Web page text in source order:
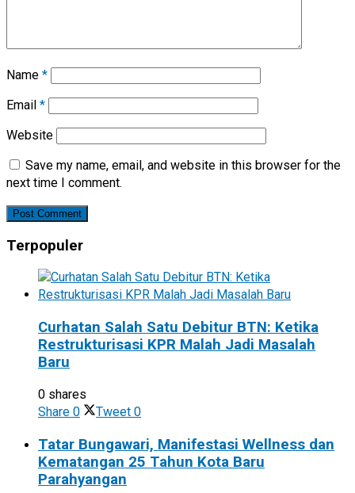
Name *
Email *
Website
Save my name, email, and website in this browser for the
next time I comment.
Terpopuler
Curhatan Salah Satu Debitur BTN: Ketika
Restrukturisasi KPR Malah Jadi Masalah
Baru
0 shares
Share 0 Tweet 0
Tatar Bungawari, Manifestasi Wellness dan
Kematangan 25 Tahun Kota Baru
Parahyangan